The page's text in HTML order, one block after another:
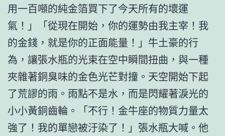
用一百噸的純金箔買下了今天所有的壞運
氣！」「從現在開始，你的運勢由我主宰！我
的金錢，就是你的正面能量！」牛土豪的行
為，讓張水瓶的光束在空中瞬間扭曲，與一種
夾雜著銅臭味的金色光芒對撞。天空開始下起
了荒謬的雨。雨點不是水，而是閃耀著淚光的
小小黃銅齒輪。「不行！金牛座的物質力量太
強了！我的單戀被汙染了！」張水瓶大喊。他